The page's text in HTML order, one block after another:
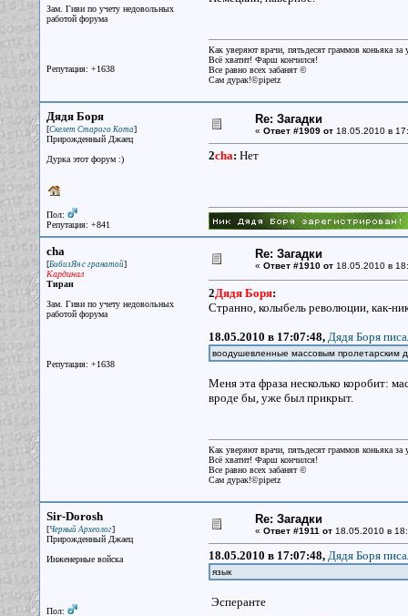
Зам. Гиви по учету недовольных
работой форума
Репутация: +1638
Как уверяют врачи, пятьдесят граммов коньяка
Всё хватит! Фарш кончился!
Все равно всех забанят ©
Сам дурак!©pipetz
Дядя Боря
[Скелет Старого Кота]
Прирожденный Джаец
Дурка этот форум :)
Пол:
Репутация: +841
Re: Загадки
« Ответ #1909 от18.05.2010 в
2cha: Нет
cha
[БибизЯн с гранатой]
Кардинал
Тиран
Зам. Гиви по учету недовольных
работой форума
Репутация: +1638
Re: Загадки
« Ответ #1910 от18.05.2010 в
2Дядя Боря:
Странно, колыбель революции, как-
18.05.2010 в 17:07:48, Дядя Боря
воодушевленные массовым пролетарским
Меня эта фраза несколько коробит:
вроде бы, уже был прикрыт.
Как уверяют врачи, пятьдесят граммов коньяка
Всё хватит! Фарш кончился!
Все равно всех забанят ©
Сам дурак!©pipetz
Sir-Dorosh
[Черный Археолог]
Прирожденный Джаец
Инженерные войска
Пол:
Re: Загадки
« Ответ #1911 от18.05.2010 в
18.05.2010 в 17:07:48, Дядя Боря
язык
Эсперанте